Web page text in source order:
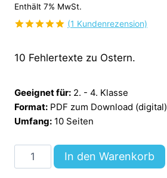
Enthält 7% MwSt.
von 5,
Kundenbewertung
(1 Kundenrezension)
10 Fehlertexte zu Ostern.
Geeignet für: 2. - 4. Klasse
Format: PDF zum Download (digital)
Umfang: 10 Seiten
Fehlertexte:
In den Warenkorb